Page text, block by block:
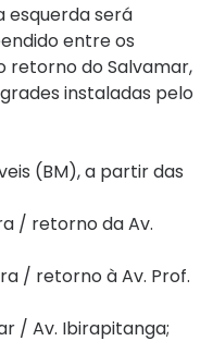
esquerda será
entre os
retorno do Salvamar,
instaladas pelo
(BM), a partir das
/ retorno da Av.
/ retorno à Av. Prof.
/ Av. Ibirapitanga;